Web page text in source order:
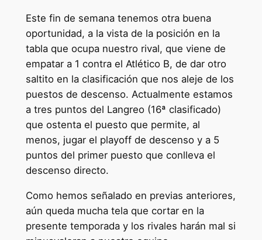
Este fin de semana tenemos otra buena
oportunidad, a la vista de la posición en la
tabla que ocupa nuestro rival, que viene de
empatar a 1 contra el Atlético B, de dar otro
saltito en la clasificación que nos aleje de los
puestos de descenso. Actualmente estamos
a tres puntos del Langreo (16ª clasificado)
que ostenta el puesto que permite, al
menos, jugar el playoff de descenso y a 5
puntos del primer puesto que conlleva el
descenso directo.
Como hemos señalado en previas anteriores,
aún queda mucha tela que cortar en la
presente temporada y los rivales harán mal si